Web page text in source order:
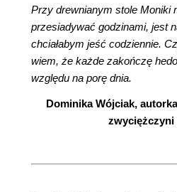
Przy drewnianym stole Moniki
przesiadywać godzinami, jest
chciałabym jeść codziennie.
wiem, że każde zakończę
względu na porę dnia.
Dominika Wójciak,
zwyciężczyni